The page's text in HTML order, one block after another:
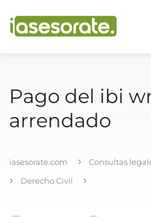
Pago del ibi
arrendado
iasesorate.com
Consultas
Derecho Civil